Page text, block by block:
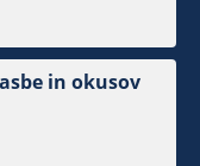
in okusov